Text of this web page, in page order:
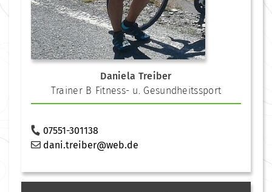
Daniela Treiber
Trainer B Fitness- u. Gesundheitssport
07551-301138
dani.treiber@web.de